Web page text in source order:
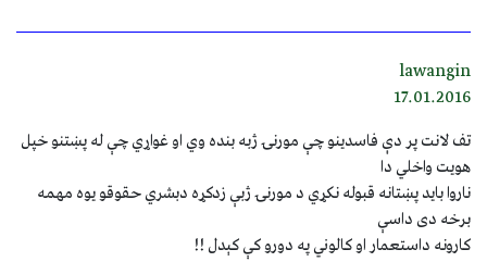
lawangin
17.01.2016
تف لانت پر دې فاسدينو چې مورنۍ ژبه بنده وي او غواړي چې له پښتنو خپل
هويت واخلي دا
ناروا بايد پښتانه قبوله نکړي د مورنۍ ژبې زدکړه دبشري حقوقو يوه مهمه
برخه دی داسې
کارونه داستعمار او کالوني په دورو کې کېدل !!